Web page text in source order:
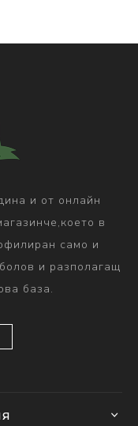
и от онлайн
в
само и
и разполагащ
база.